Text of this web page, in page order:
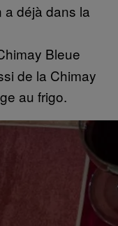
a déjà dans la
Bleue
de la Chimay
au frigo.